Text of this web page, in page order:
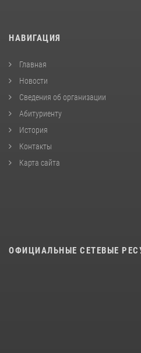
НАВИГАЦИЯ
Главная
Новости
Сведения об организации
Абитуриенту
История
Контакты
Карта сайта
ОФИЦИАЛЬНЫЕ СЕТЕВЫЕ